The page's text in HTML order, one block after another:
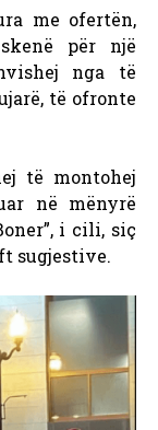
me ofertën,
për një
nga të
të ofronte
të montohej
në mënyrë
i cili, siç
sugjestive.